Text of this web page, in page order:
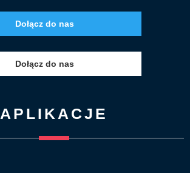
Dołącz do nas
Dołącz do nas
APLIKACJE